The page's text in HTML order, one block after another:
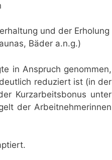
und der Erholung
Bäder a.n.g.)
in Anspruch genommen,
reduziert ist (in der
Kurzarbeitsbonus unter
der Arbeitnehmerinnen